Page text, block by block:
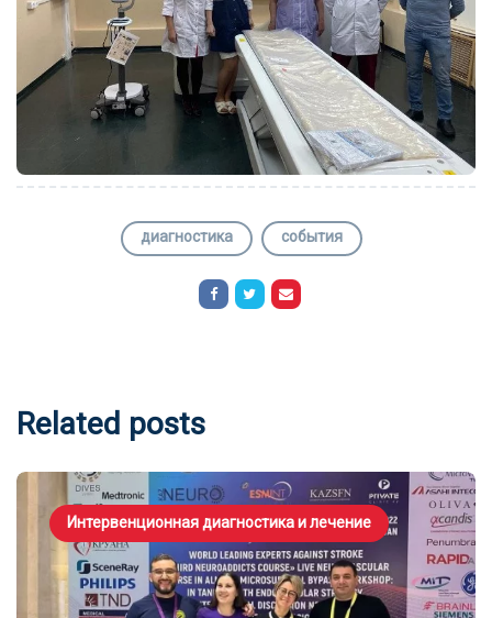
диагностика события
Related posts
Интервенционная диагностика и лечение